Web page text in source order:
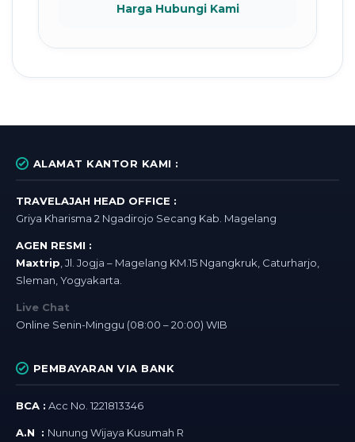
Harga Hubungi Kami
ALAMAT KANTOR KAMI :
TRAVELAJAH HEAD OFFICE :
Griya Kharisma 2 Ngadirojo Secang Kab. Magelang
AGEN RESMI :
Maxtrip , Jl. Jogja – Magelang KM.15 Ngangkruk, Caturharjo,
Sleman, Yogyakarta.
Live Chat
Online Senin-Minggu (08:00 – 20:00) WIB
PEMBAYARAN VIA BANK
BCA : Acc No. 1221813346
A.N : Nunung Wijaya Kusumah R